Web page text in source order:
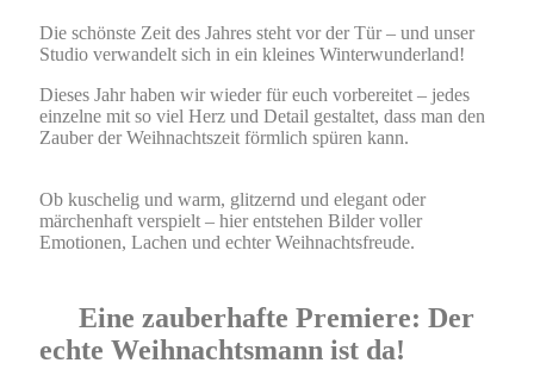
Die schönste Zeit des Jahres steht vor der Tür – und unser
Studio verwandelt sich in ein kleines Winterwunderland!
Dieses Jahr haben wir wieder für euch vorbereitet – jedes
einzelne mit so viel Herz und Detail gestaltet, dass man den
Zauber der Weihnachtszeit förmlich spüren kann.
Ob kuschelig und warm, glitzernd und elegant oder
märchenhaft verspielt – hier entstehen Bilder voller
Emotionen, Lachen und echter Weihnachtsfreude.
Eine zauberhafte Premiere: Der
echte Weihnachtsmann ist da!